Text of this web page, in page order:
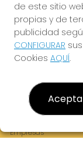
¡La Tres
¿Quiénes somos?
Comprar lotería
Resultados
Empresas
de este sitio
propias y de
publicidad
CONFIGURAR
Cookies AQUÍ.